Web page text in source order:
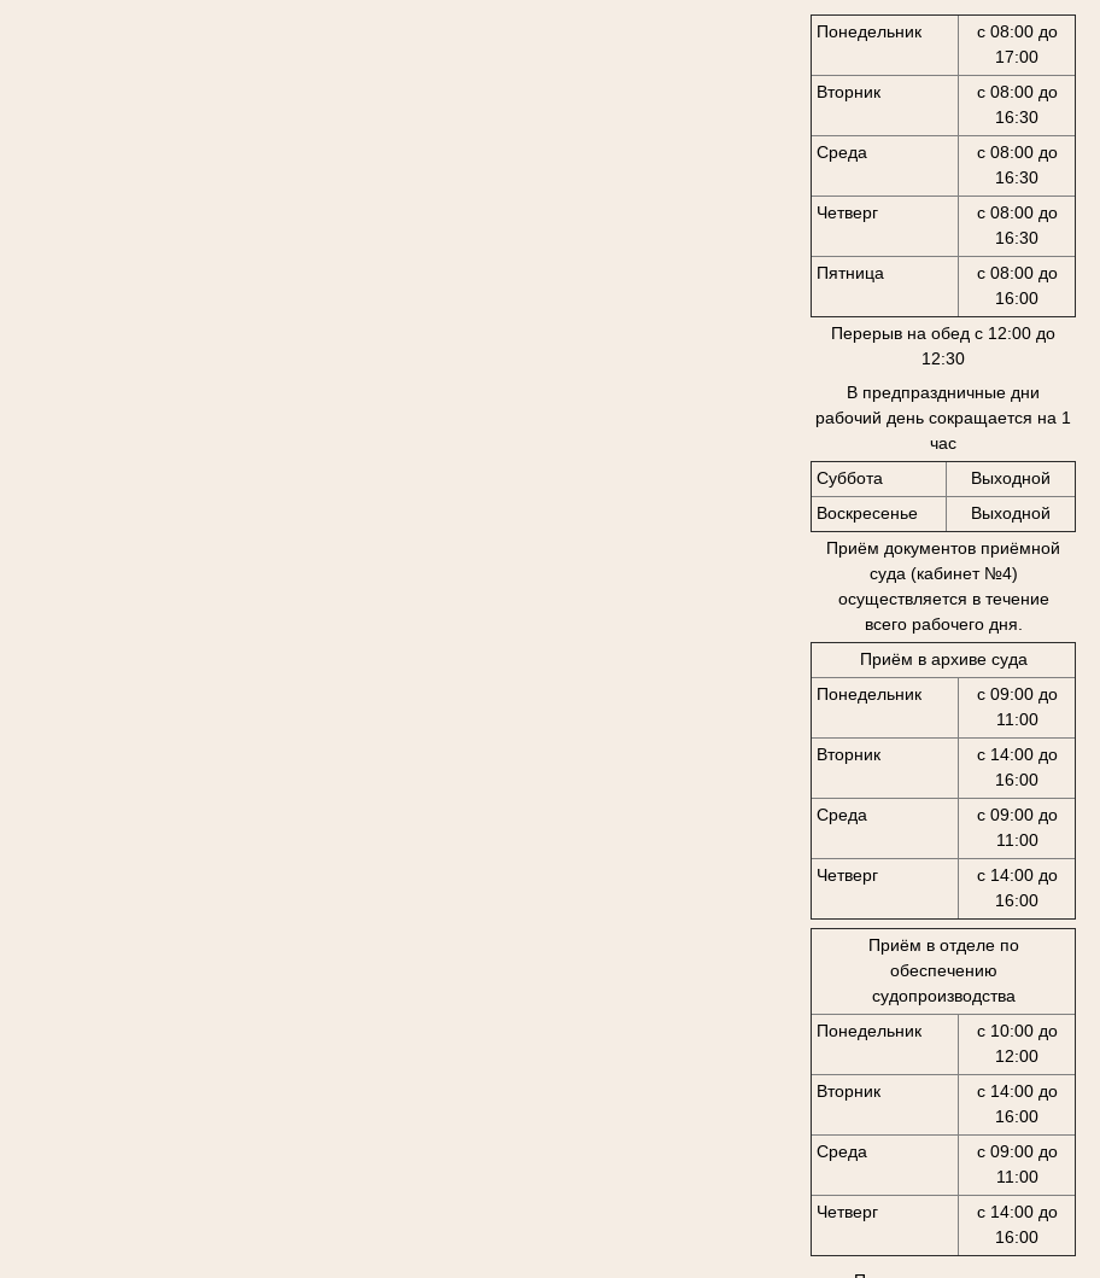
Понедельник
с 08:00 до
17:00
Вторник
с 08:00 до
16:30
Среда
с 08:00 до
16:30
Четверг
с 08:00 до
16:30
Пятница
с 08:00 до
16:00
Перерыв на обед с 12:00 до
12:30
В предпраздничные дни
рабочий день сокращается на 1
час
Суббота
Выходной
Воскресенье
Выходной
Приём документов приёмной
суда (кабинет №4)
осуществляется в течение
всего рабочего дня.
Приём в архиве суда
Понедельник
с 09:00 до
11:00
Вторник
с 14:00 до
16:00
Среда
с 09:00 до
11:00
Четверг
с 14:00 до
16:00
Приём в отделе по
обеспечению
судопроизводства
Понедельник
с 10:00 до
12:00
Вторник
с 14:00 до
16:00
Среда
с 09:00 до
11:00
Четверг
с 14:00 до
16:00